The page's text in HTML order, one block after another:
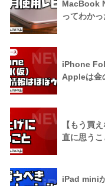
MacBook
ってわか
iPhone
Appleは金
【もう買
直に思うこ
iPad mini